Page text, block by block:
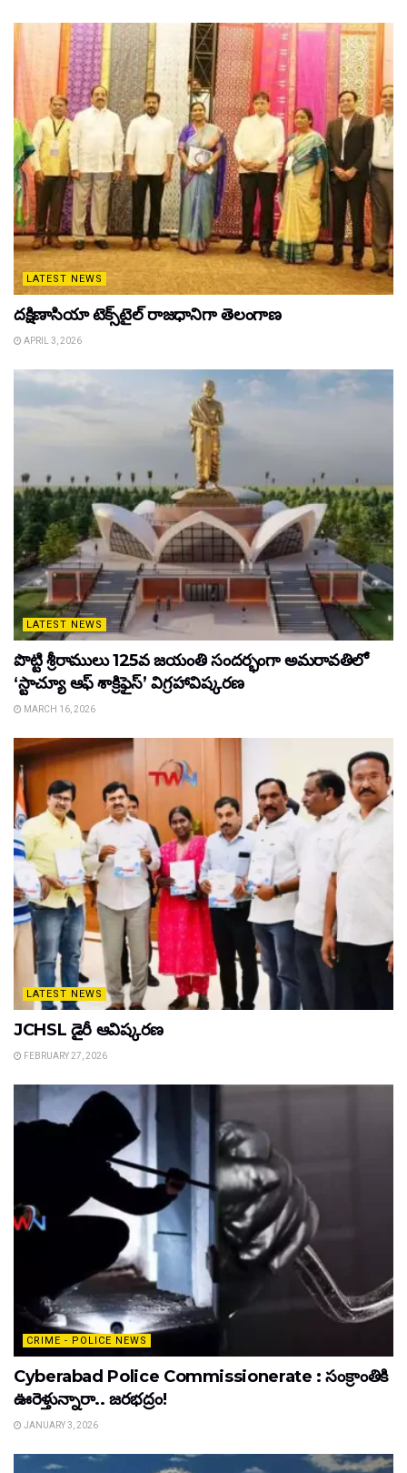
LATEST NEWS
దక్షిణాసియా టెక్స్‌టైల్ రాజధానిగా తెలంగాణ
APRIL 3, 2026
LATEST NEWS
పొట్టి శ్రీరాములు 125వ జయంతి సందర్భంగా అమరావతిలో
‘స్టాచ్యూ ఆఫ్ శాక్రిఫైస్’ విగ్రహావిష్కరణ
MARCH 16, 2026
LATEST NEWS
JCHSL డైరీ ఆవిష్కరణ
FEBRUARY 27, 2026
CRIME - POLICE NEWS
Cyberabad Police Commissionerate : సంక్రాంతికి
ఊరెళ్తున్నారా.. జరభద్రం!
JANUARY 3, 2026